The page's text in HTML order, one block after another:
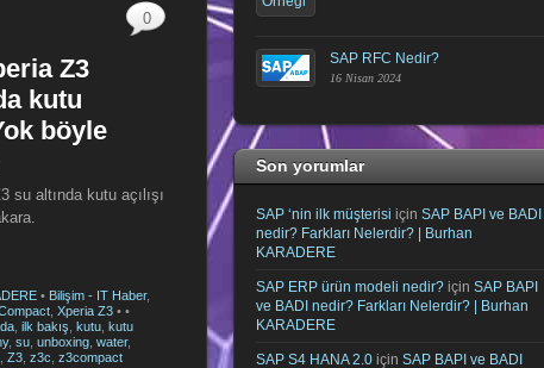
Z3
kutu
böyle
su altında kutu açılışı
• Bilişim - IT Haber,
Xperia Z3 •
0
•
ilk bakış kutu kutu
, su unboxing water,
Z3 z3c z3compact
SAP RFC Nedir?
16 Nisan 2024
Son yorumlar
SAP ‘nin ilk müşterisi için SAP BAPI ve BADI
nedir? Farkları Nelerdir? | Burhan
KARADERE
SAP ERP ürün modeli nedir? için SAP BAPI
ve BADI nedir? Farkları Nelerdir? | Burhan
KARADERE
SAP S4 HANA 2.0 için SAP BAPI ve BADI